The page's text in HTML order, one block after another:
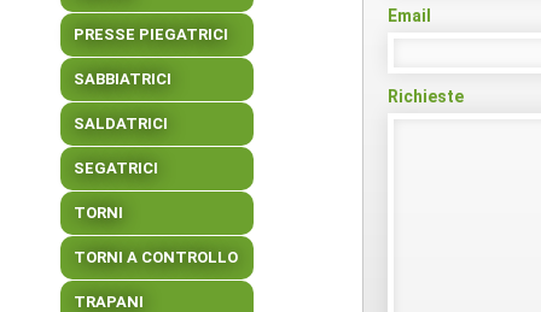
PRESSE PIEGATRICI
SABBIATRICI
SALDATRICI
SEGATRICI
TORNI
TORNI A CONTROLLO
TRAPANI
Email
Richieste